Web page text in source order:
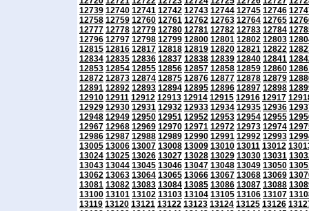
12739 12740 12741 12742 12743 12744 12745 12746
12758 12759 12760 12761 12762 12763 12764 12765
12777 12778 12779 12780 12781 12782 12783 12784
12796 12797 12798 12799 12800 12801 12802 12803
12815 12816 12817 12818 12819 12820 12821 12822
12834 12835 12836 12837 12838 12839 12840 12841
12853 12854 12855 12856 12857 12858 12859 12860
12872 12873 12874 12875 12876 12877 12878 12879
12891 12892 12893 12894 12895 12896 12897 12898
12910 12911 12912 12913 12914 12915 12916 12917
12929 12930 12931 12932 12933 12934 12935 12936
12948 12949 12950 12951 12952 12953 12954 12955
12967 12968 12969 12970 12971 12972 12973 12974
12986 12987 12988 12989 12990 12991 12992 12993
13005 13006 13007 13008 13009 13010 13011 13012
13024 13025 13026 13027 13028 13029 13030 13031
13043 13044 13045 13046 13047 13048 13049 13050
13062 13063 13064 13065 13066 13067 13068 13069
13081 13082 13083 13084 13085 13086 13087 13088
13100 13101 13102 13103 13104 13105 13106 13107
13119 13120 13121 13122 13123 13124 13125 13126